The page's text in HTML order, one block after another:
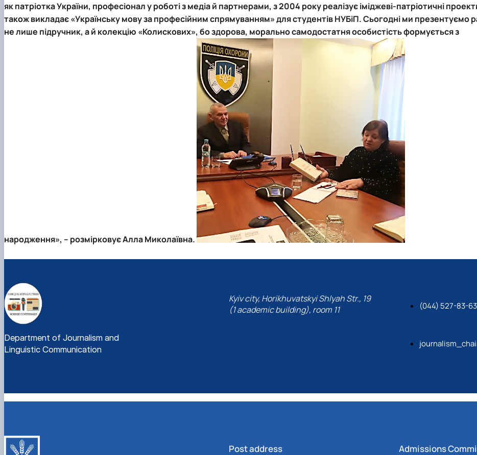
як патріотка України, професіонал у роботі з медіа й партнерами, з 2004 року реалізує іміджеві-патріотичні
також викладає «Українську мову за професійним спрямуванням» для студентів НУБіП. Сьогодні ми презентуємо
не лише підручник, а й колекцію «Колискових», бо здорова, морально самодостатня особистість формується з
народження», – розмірковує Алла Миколаївна.
Department of Journalism and
Linguistic Communication
Kyiv city, Horikhuvatskyi Shlyah Str., 19
(1 academic building), room 11
(044) 527-83-63
Post address Admissions